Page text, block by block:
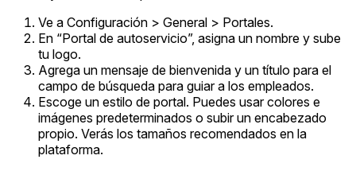
Ve a Configuración > General > Portales.
En “Portal de autoservicio”, asigna un nombre y sube
tu logo.
Agrega un mensaje de bienvenida y un título para el
campo de búsqueda para guiar a los empleados.
Escoge un estilo de portal. Puedes usar colores e
imágenes predeterminados o subir un encabezado
propio. Verás los tamaños recomendados en la
plataforma.